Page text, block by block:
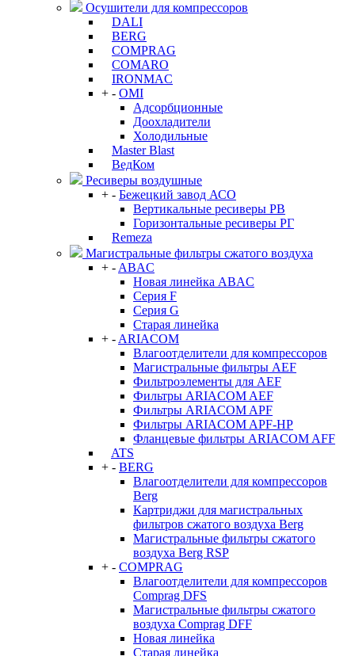
Осушители для компрессоров
DALI
BERG
COMPRAG
COMARO
IRONMAC
+ - OMI
Адсорбционные
Доохладители
Холодильные
Master Blast
ВедКом
Ресиверы воздушные
+ - Бежецкий завод АСО
Вертикальные ресиверы РВ
Горизонтальные ресиверы РГ
Remeza
Магистральные фильтры сжатого воздуха
+ - ABAC
Новая линейка ABAC
Серия F
Серия G
Старая линейка
+ - ARIACOM
Влагоотделители для компрессоров
Магистральные фильтры AEF
Фильтроэлементы для AEF
Фильтры ARIACOM AEF
Фильтры ARIACOM APF
Фильтры ARIACOM APF-HP
Фланцевые фильтры ARIACOM AFF
ATS
+ - BERG
Влагоотделители для компрессоров
Berg
Картриджи для магистральных
фильтров сжатого воздуха Berg
Магистральные фильтры сжатого
воздуха Berg RSP
+ - COMPRAG
Влагоотделители для компрессоров
Comprag DFS
Магистральные фильтры сжатого
воздуха Comprag DFF
Новая линейка
Старая линейка